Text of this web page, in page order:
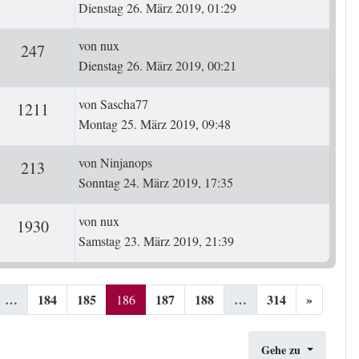
Dienstag 26. März 2019, 01:29
247 ZugriffeLetzter Beitrag
vonnux
Dienstag 26. März 2019, 00:21
1211 ZugriffeLetzter Beitrag
vonSascha77
Montag 25. März 2019, 09:48
213 ZugriffeLetzter Beitrag
vonNinjanops
Sonntag 24. März 2019, 17:35
1930ZugriffeLetzter Beitrag
vonnux
Samstag 23. März 2019, 21:39
… 184 185 186 187 188 … 314 »
Gehe zu